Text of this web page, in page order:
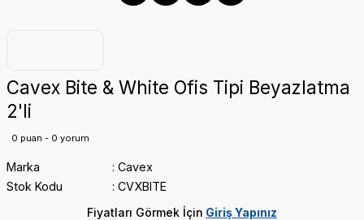
Cavex Bite & White Ofis Tipi Beyazlatma
2'li
0 puan - 0 yorum
Marka
Cavex
Stok Kodu
CVXBITE
Fiyatları Görmek İçin Giriş Yapınız